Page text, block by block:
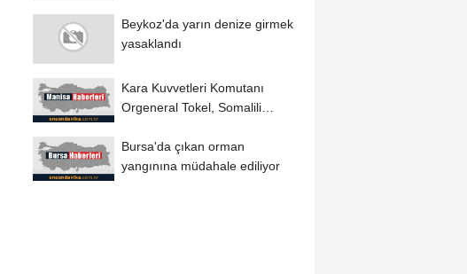
Beykoz'da yarın denize girmek
yasaklandı
Kara Kuvvetleri Komutanı
Orgeneral Tokel, Somalili
Bursa'da çıkan orman
yangınına müdahale ediliyor